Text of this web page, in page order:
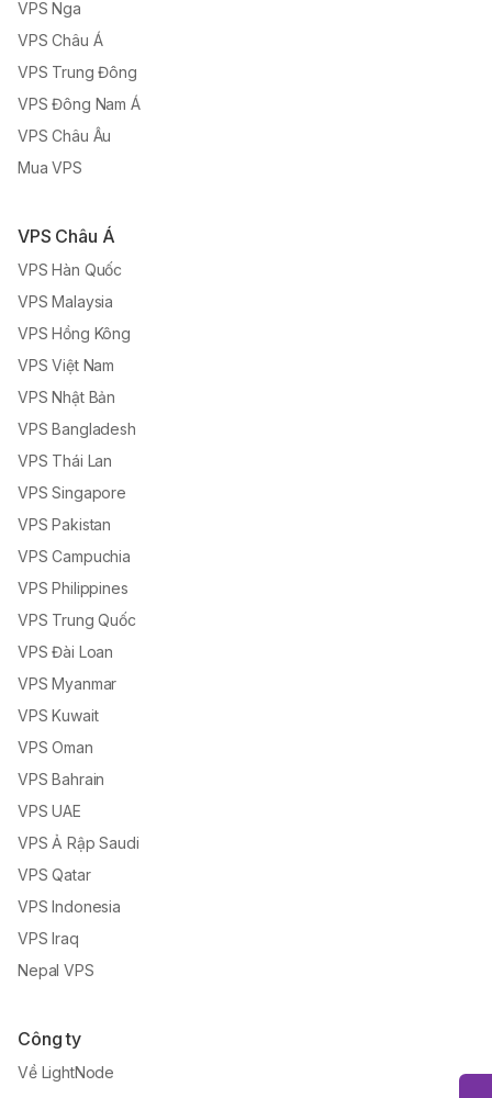
VPS Nga
VPS Châu Á
VPS Trung Đông
VPS Đông Nam Á
VPS Châu Âu
Mua VPS
VPS Châu Á
VPS Hàn Quốc
VPS Malaysia
VPS Hồng Kông
VPS Việt Nam
VPS Nhật Bản
VPS Bangladesh
VPS Thái Lan
VPS Singapore
VPS Pakistan
VPS Campuchia
VPS Philippines
VPS Trung Quốc
VPS Đài Loan
VPS Myanmar
VPS Kuwait
VPS Oman
VPS Bahrain
VPS UAE
VPS Ả Rập Saudi
VPS Qatar
VPS Indonesia
VPS Iraq
Nepal VPS
Công ty
Về LightNode